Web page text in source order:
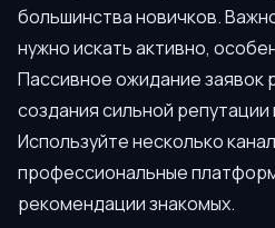
большинства новичков.
нужно искать активно,
Пассивное ожидание заявок
создания сильной
Используйте несколько
профессиональные
рекомендации знакомых.